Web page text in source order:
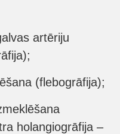
artēriju
(flebogrāfija);
holangiogrāfija –